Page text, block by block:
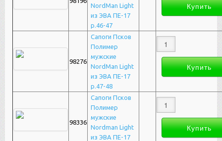
NordMan Light
из ЭВА ПЕ-17
р.46-47
98276
Сапоги Псков
Полимер
мужские
NordMan Light
из ЭВА ПЕ-17
р.47-48
98336
Сапоги Псков
Полимер
мужские
Nordman Light
из ЭВА ПЕ-17